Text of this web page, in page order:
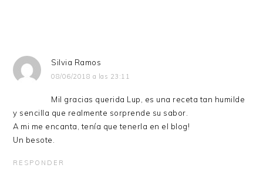
Silvia Ramos
08/06/2018 a las 23:11
Mil gracias querida Lup, es una receta tan humilde
y sencilla que realmente sorprende su sabor.
A mi me encanta, tenía que tenerla en el blog!
Un besote.
RESPONDER